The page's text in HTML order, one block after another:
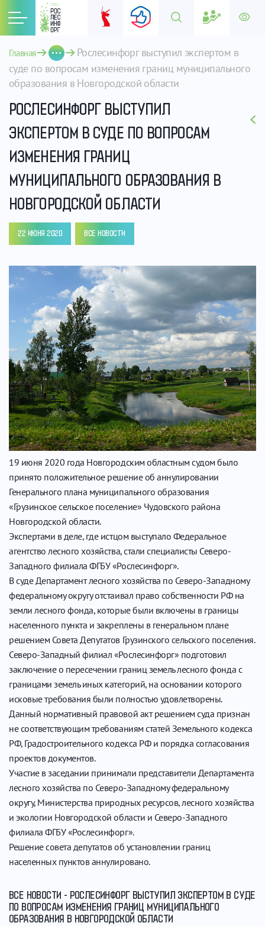
Главная
Рослесинфорг выступил экспертом в
суде по вопросам изменения границ муниципального
образования в Новгородской области
РОСЛЕСИНФОРГ ВЫСТУПИЛ
ЭКСПЕРТОМ В СУДЕ ПО ВОПРОСАМ
ИЗМЕНЕНИЯ ГРАНИЦ
МУНИЦИПАЛЬНОГО ОБРАЗОВАНИЯ В
НОВГОРОДСКОЙ ОБЛАСТИ
22 ИЮНЯ 2020 ВСЕ НОВОСТИ
19 июня 2020 года Новгородским областным судом было
принято положительное решение об аннулировании
Генерального плана муниципального образования
«Грузинское сельское поселение» Чудовского района
Новгородской области.
Экспертами в деле, где истцом выступало Федеральное
агентство лесного хозяйства, стали специалисты Северо-
Западного филиала ФГБУ «Рослесинфорг».
В суде Департамент лесного хозяйства по Северо-Западному
федеральному округу отстаивал право собственности РФ на
земли лесного фонда, которые были включены в границы
населенного пункта и закреплены в генеральном плане
решением Совета Депутатов Грузинского сельского поселения.
Северо-Западный филиал «Рослесинфорг» подготовил
заключение о пересечении границ земель лесного фонда с
границами земель иных категорий, на основании которого
исковые требования были полностью удовлетворены.
Данный нормативный правовой акт решением суда признан
не соответствующим требованиям статей Земельного кодекса
РФ, Градостроительного кодекса РФ и порядка согласования
проектов документов.
Участие в заседании принимали представители Департамента
лесного хозяйства по Северо-Западному федеральному
округу, Министерства природных ресурсов, лесного хозяйства
и экологии Новгородской области и Северо-Западного
филиала ФГБУ «Рослесинфорг».
Решение совета депутатов об установлении границ
населенных пунктов аннулировано.
ВСЕ НОВОСТИ - РОСЛЕСИНФОРГ ВЫСТУПИЛ ЭКСПЕРТОМ В СУДЕ
ПО ВОПРОСАМ ИЗМЕНЕНИЯ ГРАНИЦ МУНИЦИПАЛЬНОГО
ОБРАЗОВАНИЯ В НОВГОРОДСКОЙ ОБЛАСТИ